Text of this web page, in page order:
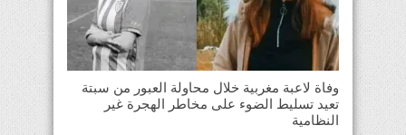
وفاة لاعبة مغربية خلال محاولة العبور من سبتة
تعيد تسليط الضوء على مخاطر الهجرة غير
النظامية